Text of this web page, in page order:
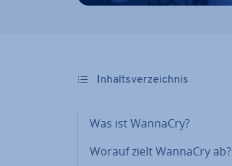
In­halts­ver­zeich­nis
Was ist WannaCry?
Worauf zielt WannaCry ab?